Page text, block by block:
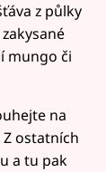
z půlky
mungo či
na
ostatních
a tu pak